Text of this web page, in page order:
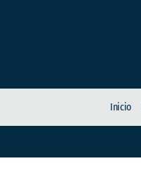
Inicio